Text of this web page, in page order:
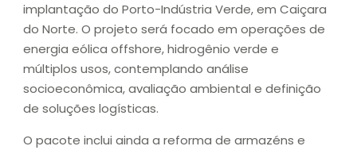
implantação do Porto-Indústria Verde, em Caiçara
do Norte. O projeto será focado em operações de
energia eólica offshore, hidrogênio verde e
múltiplos usos, contemplando análise
socioeconômica, avaliação ambiental e definição
de soluções logísticas.
O pacote inclui ainda a reforma de armazéns e